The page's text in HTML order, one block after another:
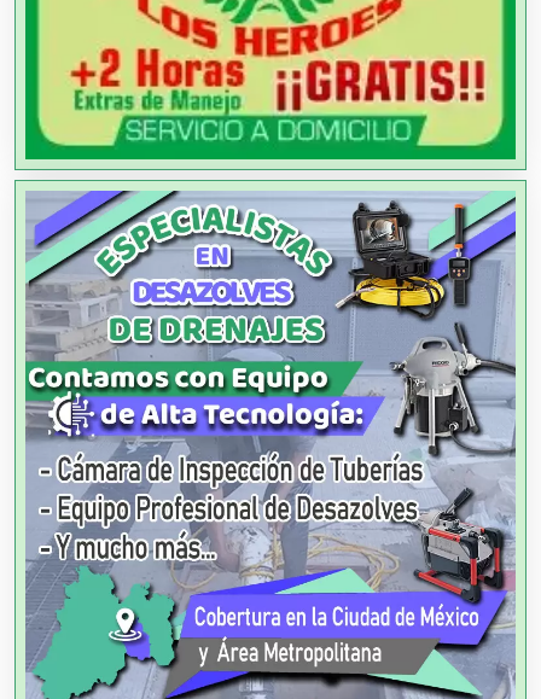
Alquiler de Sillas y Mesas
Alquiler de Trajes de Etiqueta
Alta Costura
Aluminio
Ambulancias
Análisis Clínicos
Análisis de Aguas
Animadores de Eventos